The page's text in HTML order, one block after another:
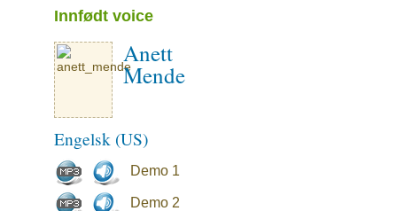
Innfødt voice
Anett
Mende
Engelsk (US)
Demo 1
Demo 2